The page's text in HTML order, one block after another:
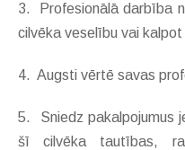
3. Profesionālā darbība
cilvēka veselību vai
4. Augsti vērtē savas
5. Sniedz pakalpojumus
šī cilvēka tautības,